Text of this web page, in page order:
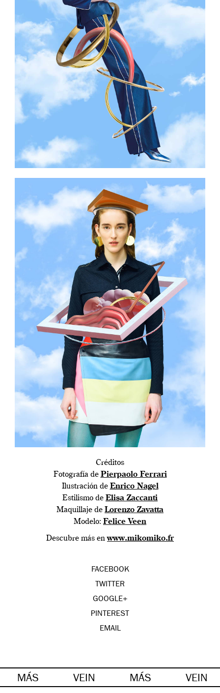
Créditos
Fotografía de Pierpaolo Ferrari
Ilustración de Enrico Nagel
Estilismo de Elisa Zaccanti
Maquillaje de Lorenzo Zavatta
Modelo: Felice Veen
Descubre más enwww.mikomiko.fr
FACEBOOK
TWITTER
GOOGLE+
PINTEREST
EMAIL
MÁS VEIN MÁS VEIN